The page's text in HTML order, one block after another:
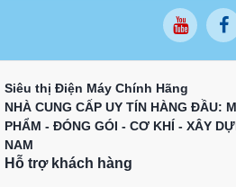
Siêu thị Điện Máy Chính Hãng
NHÀ CUNG CẤP UY TÍN HÀNG ĐẦU:
PHẨM - ĐÓNG GÓI - CƠ KHÍ - XÂY
NAM
Hỗ trợ khách hàng